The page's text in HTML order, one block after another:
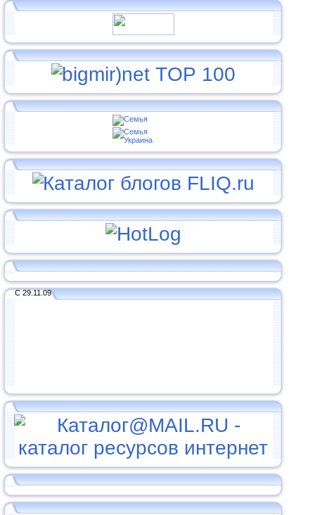
С 29.11.09